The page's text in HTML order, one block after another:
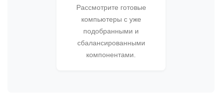
Рассмотрите готовые
компьютеры с уже
подобранными и
сбалансированными
компонентами.